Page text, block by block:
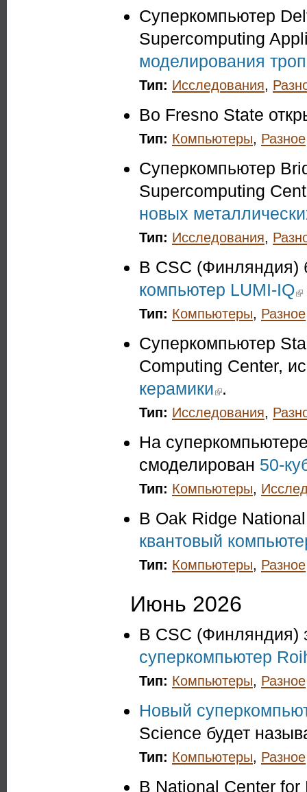
Суперкомпьютер
Supercomputing
моделирования
Тип: Исследования,
Во Fresno State
Тип: Компьютеры, Разное
Суперкомпьютер
Supercomputing
новых
Тип: Исследования,
В CSC (Финляндия)
компьютер LUMI-IQ
Тип: Компьютеры, Разное
Суперкомпьютер
Computing Center,
керамики .
Тип: Исследования,
На
смоделирован 50-
Тип: Компьютеры,
В Oak Ridge
квантовый
Тип: Компьютеры, Разное
Июнь 2026
В CSC (Финляндия)
суперкомпьютер
Тип: Компьютеры, Разное
Новый
Science будет
Тип: Компьютеры, Разное
В National Center for